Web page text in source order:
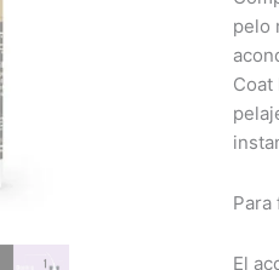
pelo
Coat
Para
El
Line